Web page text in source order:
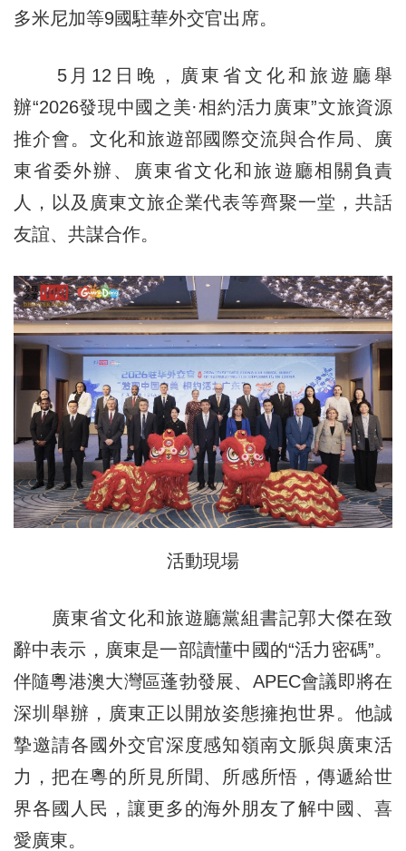
多米尼加等9國駐華外交官出席。
5月12日晚，廣東省文化和旅遊廳舉
辦“2026發現中國之美·相約活力廣東”文旅資源
推介會。文化和旅遊部國際交流與合作局、廣
東省委外辦、廣東省文化和旅遊廳相關負責
人，以及廣東文旅企業代表等齊聚一堂，共話
友誼、共謀合作。
活動現場
廣東省文化和旅遊廳黨組書記郭大傑在致
辭中表示，廣東是一部讀懂中國的“活力密碼”。
伴隨粵港澳大灣區蓬勃發展、APEC會議即將在
深圳舉辦，廣東正以開放姿態擁抱世界。他誠
摯邀請各國外交官深度感知嶺南文脈與廣東活
力，把在粵的所見所聞、所感所悟，傳遞給世
界各國人民，讓更多的海外朋友了解中國、喜
愛廣東。